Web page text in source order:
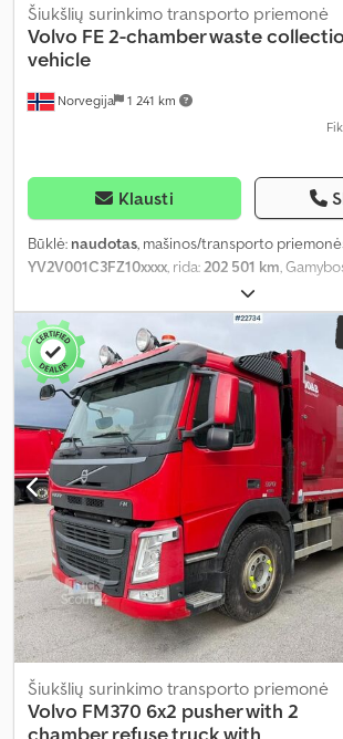
Norvegija 1 241 km
Šiukšlių surinkimo transporto priemonė
Volvo FE 2-chamber waste
vehicle
Klausti
Būklė: naudotas, mašinos/transporto
YV2V001C3FZ10xxxx , rida: 202 501 km ,
Šiukšlių surinkimo transporto priemonė
Volvo FM370 6x2 pusher with 2